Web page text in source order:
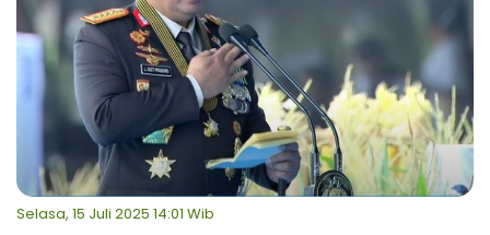
Selasa, 15 Juli 2025 14:01 Wib